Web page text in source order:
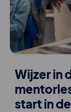
Wijzer in
start in